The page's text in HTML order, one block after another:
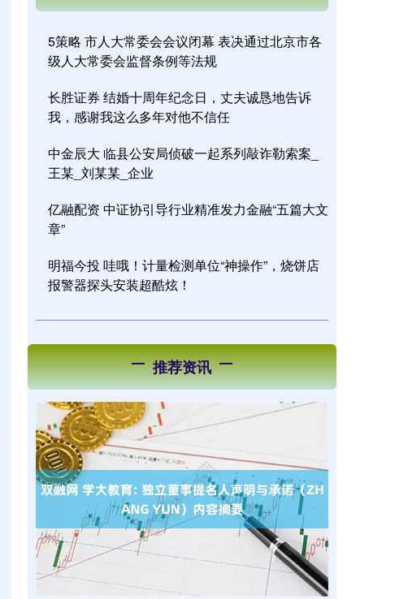
5策略 市人大常委会会议闭幕 表决通过北京市各
级人大常委会监督条例等法规
长胜证券 结婚十周年纪念日，丈夫诚恳地告诉
我，感谢我这么多年对他不信任
中金辰大 临县公安局侦破一起系列敲诈勒索案_
王某_刘某某_企业
亿融配资 中证协引导行业精准发力金融“五篇大文
章”
明福今投 哇哦！计量检测单位“神操作”，烧饼店
报警器探头安装超酷炫！
推荐资讯